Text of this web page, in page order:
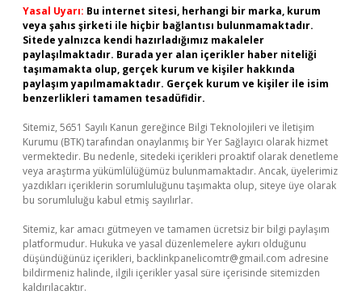
Yasal Uyarı: Bu internet sitesi, herhangi bir marka, kurum
veya şahıs şirketi ile hiçbir bağlantısı bulunmamaktadır.
Sitede yalnızca kendi hazırladığımız makaleler
paylaşılmaktadır. Burada yer alan içerikler haber niteliği
taşımamakta olup, gerçek kurum ve kişiler hakkında
paylaşım yapılmamaktadır. Gerçek kurum ve kişiler ile isim
benzerlikleri tamamen tesadüfidir.
Sitemiz, 5651 Sayılı Kanun gereğince Bilgi Teknolojileri ve İletişim
Kurumu (BTK) tarafından onaylanmış bir Yer Sağlayıcı olarak hizmet
vermektedir. Bu nedenle, sitedeki içerikleri proaktif olarak denetleme
veya araştırma yükümlülüğümüz bulunmamaktadır. Ancak, üyelerimiz
yazdıkları içeriklerin sorumluluğunu taşımakta olup, siteye üye olarak
bu sorumluluğu kabul etmiş sayılırlar.
Sitemiz, kar amacı gütmeyen ve tamamen ücretsiz bir bilgi paylaşım
platformudur. Hukuka ve yasal düzenlemelere aykırı olduğunu
düşündüğünüz içerikleri, backlinkpanelicomtr@gmail.com adresine
bildirmeniz halinde, ilgili içerikler yasal süre içerisinde sitemizden
kaldırılacaktır.